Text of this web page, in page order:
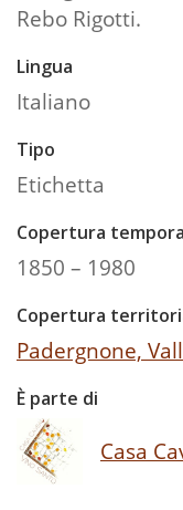
Rebo Rigotti.
Lingua
Italiano
Tipo
Etichetta
Copertura
1850 – 1980
Copertura
Padergnone,
È parte di
Casa